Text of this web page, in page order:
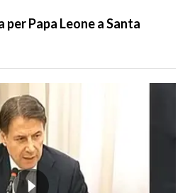
Papa Leone a Santa